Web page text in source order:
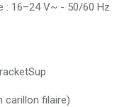
: 16–24 V~ - 50/60 Hz
carillon filaire)